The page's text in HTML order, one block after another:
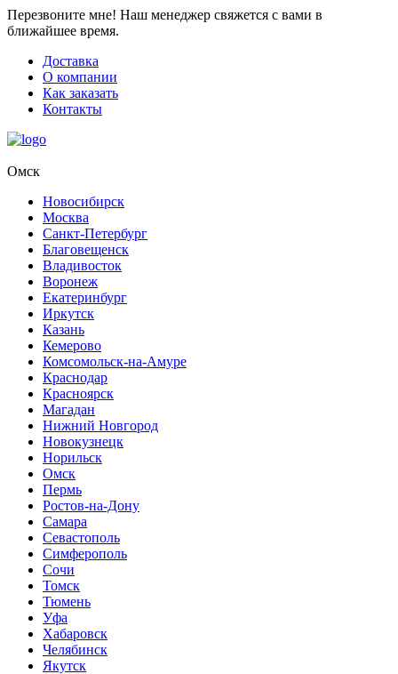
Перезвоните мне! Наш менеджер свяжется с вами в
ближайшее время.
Доставка
О компании
Как заказать
Контакты
Омск
Новосибирск
Москва
Санкт-Петербург
Благовещенск
Владивосток
Воронеж
Екатеринбург
Иркутск
Казань
Кемерово
Комсомольск-на-Амуре
Краснодар
Красноярск
Магадан
Нижний Новгород
Новокузнецк
Норильск
Омск
Пермь
Ростов-на-Дону
Самара
Севастополь
Симферополь
Сочи
Томск
Тюмень
Уфа
Хабаровск
Челябинск
Якутск